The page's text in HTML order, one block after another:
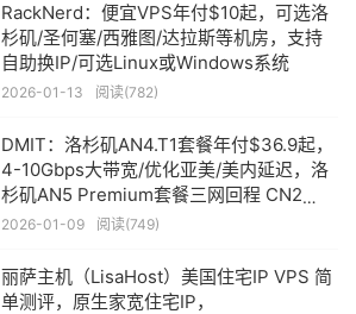
RackNerd：便宜VPS年付$10起，可选洛
杉矶/圣何塞/西雅图/达拉斯等机房，支持
自助换IP/可选Linux或Windows系统
2026-01-13 阅读(782)
DMIT：洛杉矶AN4.T1套餐年付$36.9起，
4-10Gbps大带宽/优化亚美/美内延迟，洛
杉矶AN5 Premium套餐三网回程 CN2
GIA，月付$9.99起
2026-01-09 阅读(749)
丽萨主机（LisaHost）美国住宅IP VPS 简
单测评，原生家宽住宅IP，